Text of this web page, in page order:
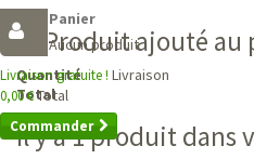
Panier
Aucun produit
Livraison gratuite ! Livraison
0,00 €Total
Commander
Produit ajouté au
Quantité
Total
Il y a 1 produit dans